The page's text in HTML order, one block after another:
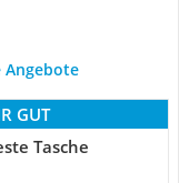
Angebote
GUT
Tasche